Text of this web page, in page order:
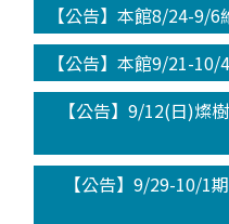
【公告】本館8/24-9/
【公告】本館9/21-
【公告】9/12(日)燦
【公告】9/29-10/1